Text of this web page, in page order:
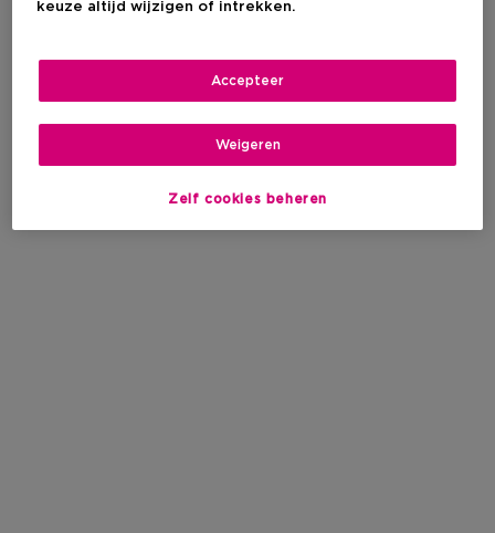
keuze altijd wijzigen of intrekken.
Zelf cookies beheren
Weigeren
Accepteer